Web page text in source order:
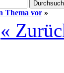
Thema vor »
«